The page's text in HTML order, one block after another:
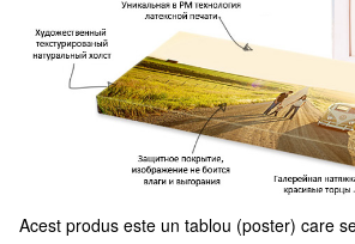
Acest produs este un tablou (poster) care